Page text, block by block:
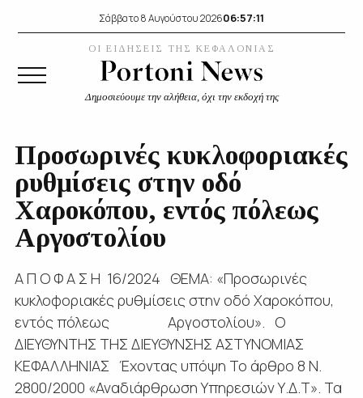
Σάββατο 8 Αυγούστου 202606:57:12
ΟΙ ΕΙΔΗΣΕΙΣ ΤΗΣ ΚΕΦΑΛΟΝΙΑΣ
Δημοσιεύουμε την αλήθεια, όχι την εκδοχή της
Προσωρινές κυκλοφοριακές
ρυθμίσεις στην οδό
Χαροκόπου, εντός πόλεως
Αργοστολίου
Α Π Ο Φ Α Σ Η 16/2024 ΘΕΜΑ: «Προσωρινές
κυκλοφοριακές ρυθμίσεις στην οδό Χαροκόπου,
εντός πόλεως Αργοστολίου». Ο
ΔΙΕΥΘΥΝΤΗΣ ΤΗΣ ΔΙΕΥΘΥΝΣΗΣ ΑΣΤΥΝΟΜΙΑΣ
ΚΕΦΑΛΛΗΝΙΑΣ Έχοντας υπόψη Το άρθρο 8 Ν.
2800/2000 «Αναδιάρθρωση Υπηρεσιών Υ.Δ.Τ». Τα